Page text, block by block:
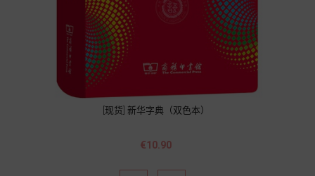
[现货] 新华字典（双色本）
Price
€10.90